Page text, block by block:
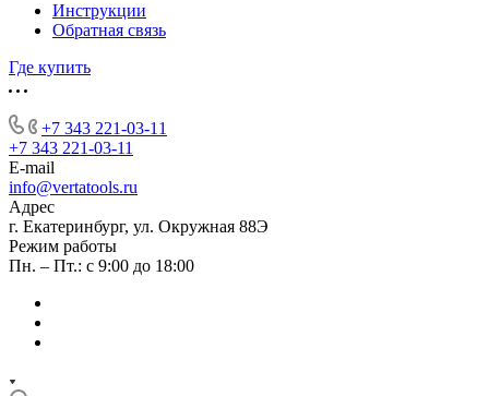
Инструкции
Обратная связь
Где купить
+7 343 221-03-11
+7 343 221-03-11
E-mail
info@vertatools.ru
Адрес
г. Екатеринбург, ул. Окружная 88Э
Режим работы
Пн. – Пт.: с 9:00 до 18:00